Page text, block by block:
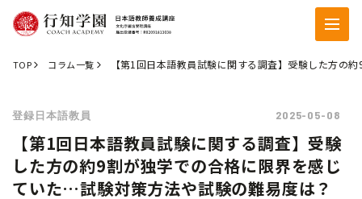
TOP コラム一覧 【第1回日本語教員試験に関する調査】受験した方の
登録日本語教員 2025-05-08
【第1回日本語教員試験に関する調査】受験
した方の約9割が独学での合格に限界を感じ
ていた…試験対策方法や試験の難易度は？